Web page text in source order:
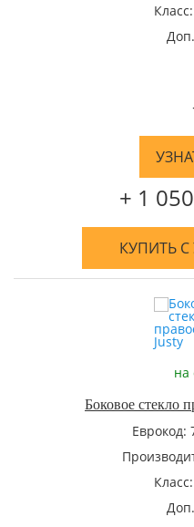
Класс:
+ 1
КУПИТЬ
на
Боковое стекло
Еврокод:
Класс: